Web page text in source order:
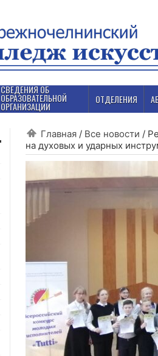
СВЕДЕНИЯ ОБ
ОБРАЗОВАТЕЛЬНОЙ
ОРГАНИЗАЦИИ
ОТДЕЛЕНИЯ
Главная / Все новости /
на духовых и ударных